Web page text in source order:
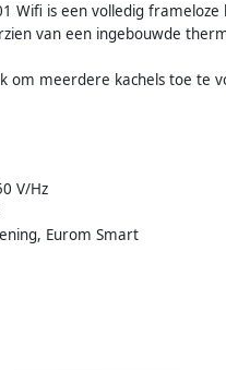
Wifi is een volledig
van een ingebouwde
om meerdere kachels toe te
V/Hz
Eurom Smart